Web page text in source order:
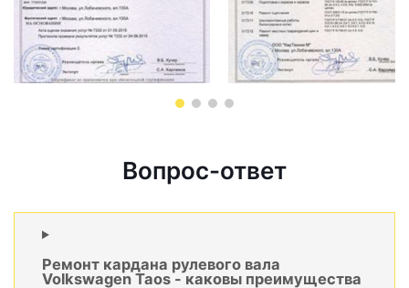
Вопрос-ответ
Ремонт кардана рулевого вала
Volkswagen Taos - каковы преимущества